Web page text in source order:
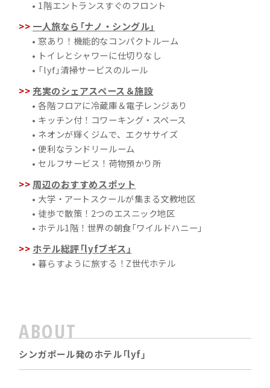
• 1階エントランスすぐのフロント
一人旅なら「ナノ・シングル」
• 窓あり！機能的なコンパクトルーム
• トイレとシャワーに仕切りなし
• 「lyf」清掃サービスのルール
充実のシェアスペース＆施設
• 各階フロアに冷蔵庫＆電子レンジあり
• キッチン付！コワーキング・スペース
• ネオンが輝くジムで、エクササイズ
• 便利なランドリールーム
• セルフサービス！荷物預かり所
周辺のおすすめスポット
• 大学・アートスクールが集まる文教地区
• 徒歩で散策！2つのエスニック地区
• ホテル1階！世界の朝食「ワイルドハニー」
ホテル総評「lyfブギス」
• 暮らすように旅する！Z世代ホテル
ABOUT
シンガポール発のホテル「lyf」